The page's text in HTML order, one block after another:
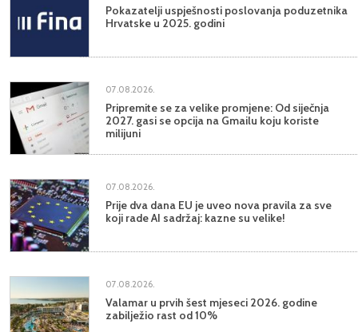
Pokazatelji uspješnosti poslovanja poduzetnika
Hrvatske u 2025. godini
07.08.2026.
Pripremite se za velike promjene: Od siječnja
2027. gasi se opcija na Gmailu koju koriste
milijuni
07.08.2026.
Prije dva dana EU je uveo nova pravila za sve
koji rade AI sadržaj: kazne su velike!
07.08.2026.
Valamar u prvih šest mjeseci 2026. godine
zabilježio rast od 10%